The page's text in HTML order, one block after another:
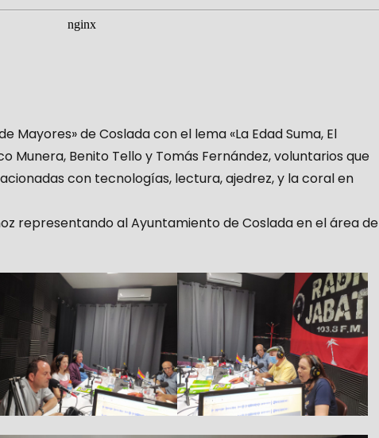
Mayores» de Coslada con el lema «La Edad Suma, El
Munera, Benito Tello y Tomás Fernández, voluntarios que
con tecnologías, lectura, ajedrez, y la coral en
representando al Ayuntamiento de Coslada en el área de